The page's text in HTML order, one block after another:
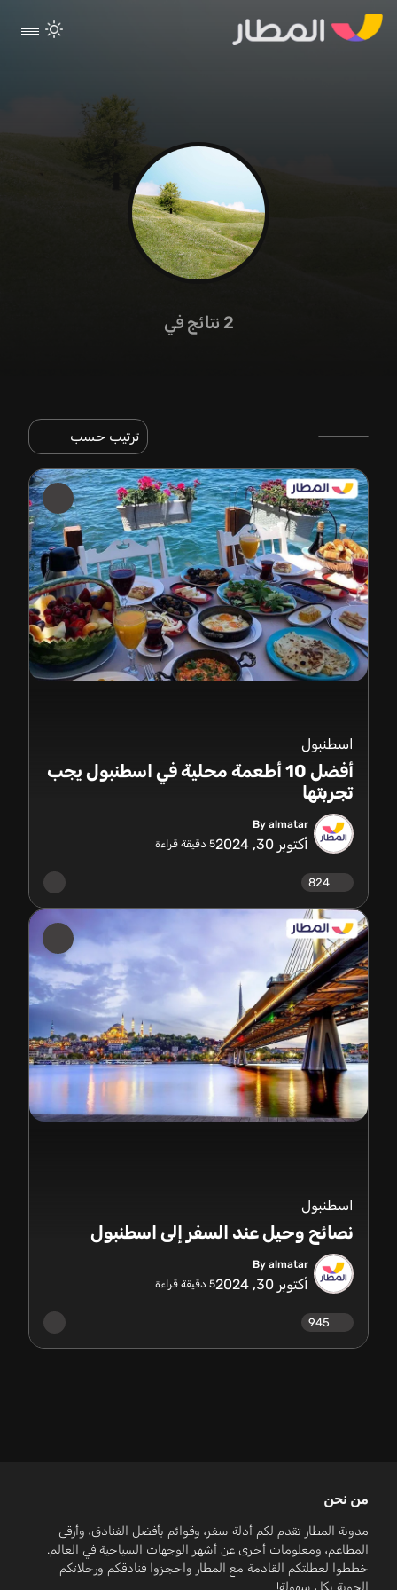
2 نتائج في
ترتيب حسب
اسطنبول
أفضل 10 أطعمة محلية في اسطنبول يجب
تجربتها
By almatar
أكتوبر 30, 2024 5 دقيقة قراءة
824
اسطنبول
نصائح وحيل عند السفر إلى اسطنبول
By almatar
أكتوبر 30, 2024 5 دقيقة قراءة
من نحن
مدونة المطار تقدم لكم أدلة سفر، وقوائم بأفضل الفنادق، وأرقى
المطاعم، ومعلومات أخرى عن أشهر الوجهات السياحية في العالم.
خططوا لعطلتكم القادمة مع المطار واحجزوا فنادقكم ورحلاتكم
الجوية بكل سهولة!